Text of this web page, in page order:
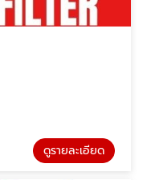
ดูรายละเอียด